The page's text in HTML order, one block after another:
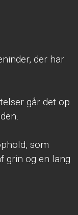
der har
går det op
som
grin og en lang